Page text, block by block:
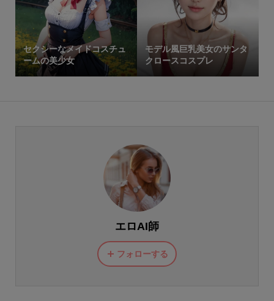
セクシーなメイドコスチュ
ームの美少女
モデル風巨乳美女のサンタ
クロースコスプレ
エロAI師
フォローする